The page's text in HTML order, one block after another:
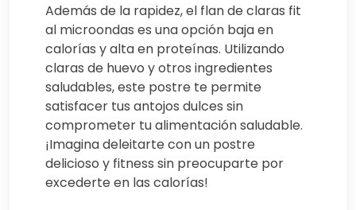
Además de la rapidez, el flan de claras fit
al microondas es una opción baja en
calorías y alta en proteínas. Utilizando
claras de huevo y otros ingredientes
saludables, este postre te permite
satisfacer tus antojos dulces sin
comprometer tu alimentación saludable.
¡Imagina deleitarte con un postre
delicioso y fitness sin preocuparte por
excederte en las calorías!